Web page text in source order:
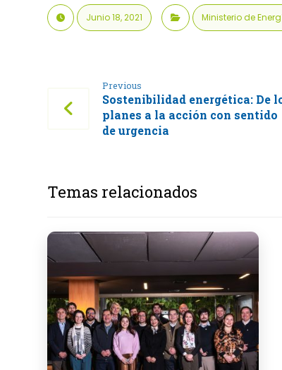
Junio 18, 2021 Ministerio de
Previous
Sostenibilidad energética: De
planes a la acción con sentido
de urgencia
Temas relacionados